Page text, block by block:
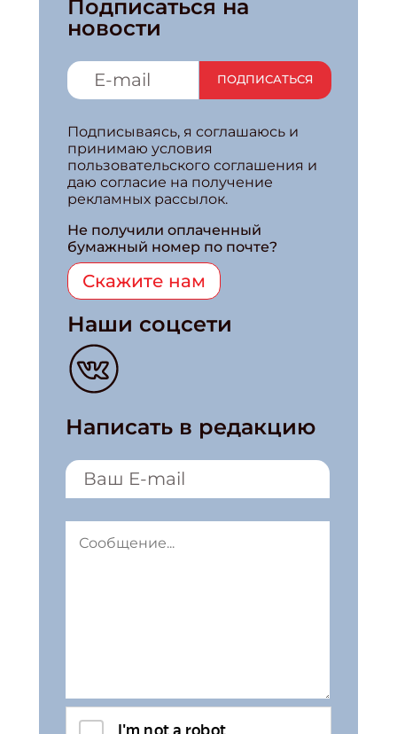
Подписаться на
новости
ПОДПИСАТЬСЯ
Подписываясь, я соглашаюсь и
принимаю условия
пользовательского соглашения и
даю согласие на получение
рекламных рассылок.
Не получили оплаченный
бумажный номер по почте?
Скажите нам
Наши соцсети
Написать в редакцию